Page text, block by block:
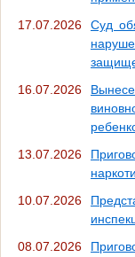
17.07.2026
Суд
16.07.2026
13.07.2026
10.07.2026
08.07.2026